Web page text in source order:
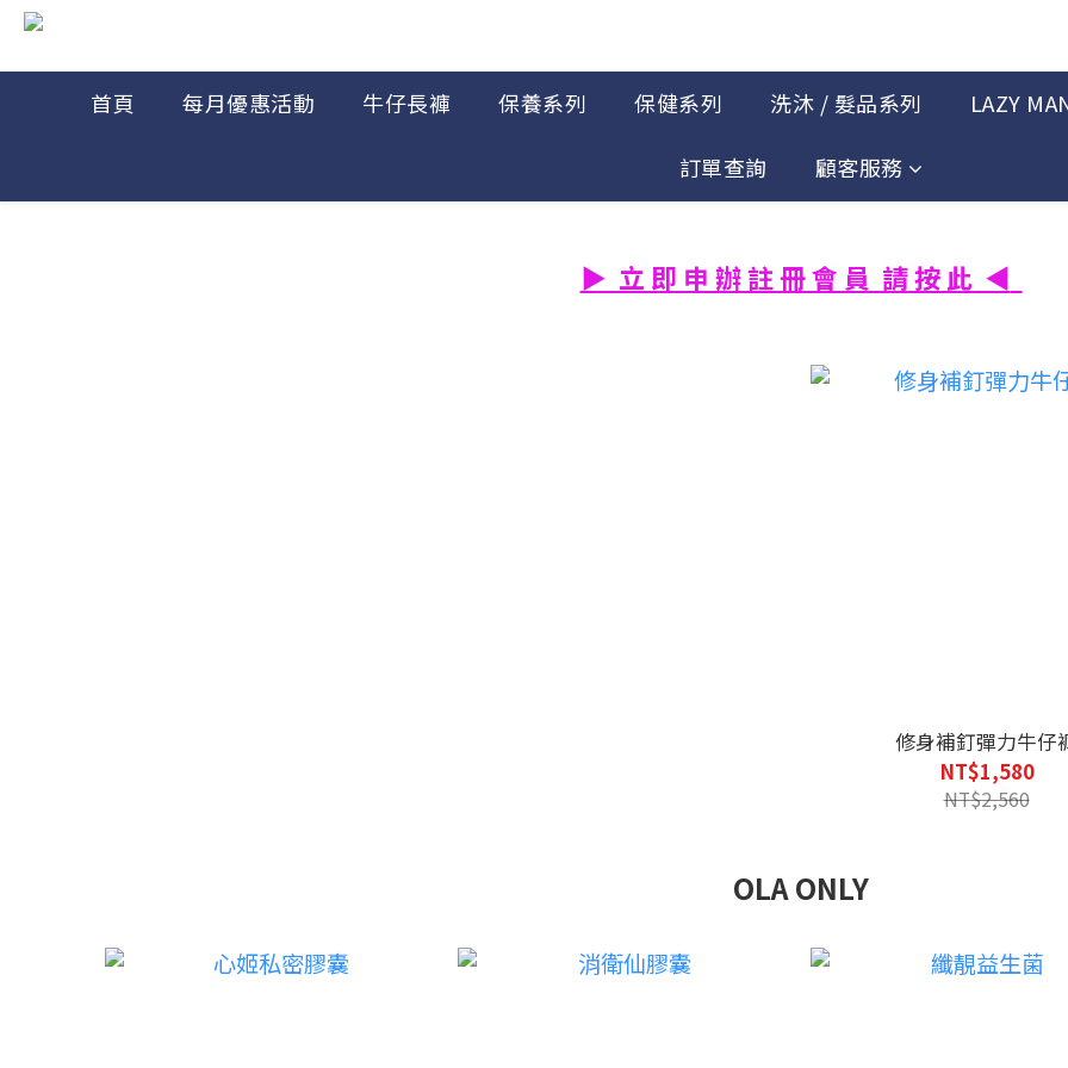
首頁 每月優惠活動 牛仔長褲 保養系列 保健系列 洗沐 / 髮品系列 LAZY
訂單查詢 顧客服務
▶ 立 即 申 辦 註 冊 會 員 請 按 此 ◀
修身補釘彈力牛仔
NT$1,580
NT$2,560
OLA ONLY